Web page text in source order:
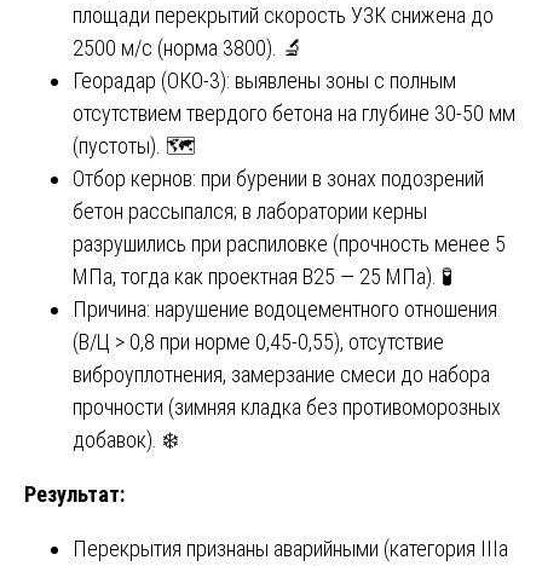
площади перекрытий скорость УЗК снижена до
2500 м/с (норма 3800). 🔬
Георадар (ОКО-3): выявлены зоны с полным
отсутствием твердого бетона на глубине 30-50 мм
(пустоты). 🗺️
Отбор кернов: при бурении в зонах подозрений
бетон рассыпался; в лаборатории керны
разрушились при распиловке (прочность менее 5
МПа, тогда как проектная В25 — 25 МПа). 🧪
Причина: нарушение водоцементного отношения
(В/Ц > 0,8 при норме 0,45-0,55), отсутствие
виброуплотнения, замерзание смеси до набора
прочности (зимняя кладка без противоморозных
добавок). ❄️
Результат:
Перекрытия признаны аварийными (категория IIIа